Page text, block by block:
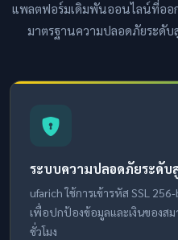
แพลตฟอร์มเดิมพันออนไลน์ที่ออ
มาตรฐานความปลอดภัยระดับ
ระบบความปลอดภัยระดับ
ufarich ใช้การเข้ารหัส SSL
เพื่อปกป้องข้อมูลและเงินของส
ชั่วโมง